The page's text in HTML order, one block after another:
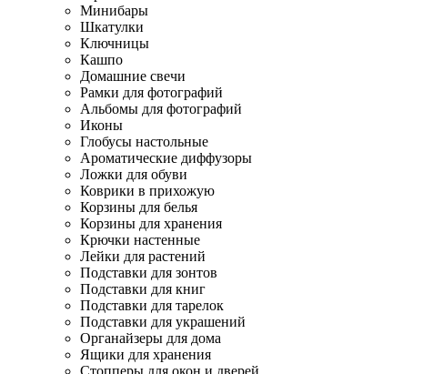
Минибары
Шкатулки
Ключницы
Кашпо
Домашние свечи
Рамки для фотографий
Альбомы для фотографий
Иконы
Глобусы настольные
Ароматические диффузоры
Ложки для обуви
Коврики в прихожую
Корзины для белья
Корзины для хранения
Крючки настенные
Лейки для растений
Подставки для зонтов
Подставки для книг
Подставки для тарелок
Подставки для украшений
Органайзеры для дома
Ящики для хранения
Стопперы для окон и дверей